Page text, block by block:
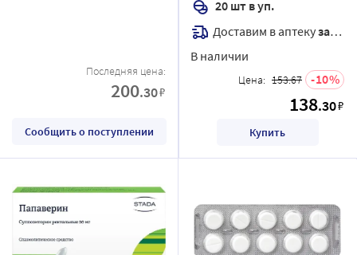
Последняя цена:
200.30₽
Сообщить о поступлении
20 шт в уп.
Доставим в аптекузавтра
В наличии
Цена: 153.67 10
138.30₽
Купить